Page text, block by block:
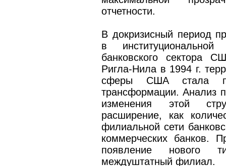
отчетности.
В докризисный период
в институциональной
банковского сектора
Ригла-Нила в 1994 г.
сферы США стала
трансформации. Анализ
изменения этой
расширение, как
филиальной сети
коммерческих банков.
появление нового
междуштатный филиал.